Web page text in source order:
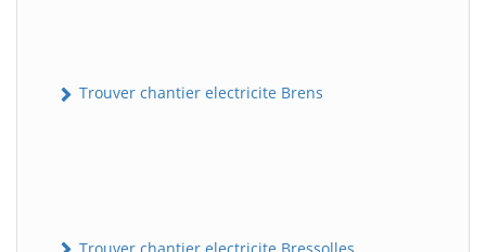
Trouver chantier electricite Brens
Trouver chantier electricite Bressolles